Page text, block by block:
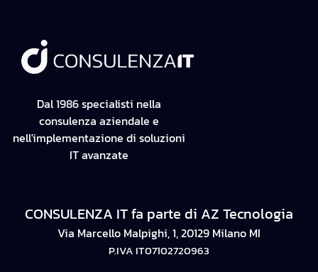
Dal 1986 specialisti nella
consulenza aziendale e
nell'implementazione di soluzioni
IT avanzate
CONSULENZA IT fa parte di AZ Tecnologia
Via Marcello Malpighi, 1, 20129 Milano MI
P.IVA IT07102720963